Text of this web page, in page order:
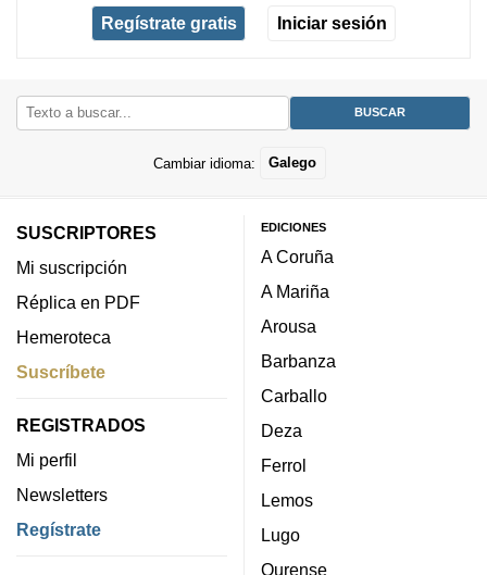
Regístrate gratis Iniciar sesión
Cambiar idioma: Galego
SUSCRIPTORES
Mi suscripción
Réplica en PDF
Hemeroteca
Suscríbete
REGISTRADOS
Mi perfil
Newsletters
Regístrate
EDICIONES
A Coruña
A Mariña
Arousa
Barbanza
Carballo
Deza
Ferrol
Lemos
Lugo
Ourense